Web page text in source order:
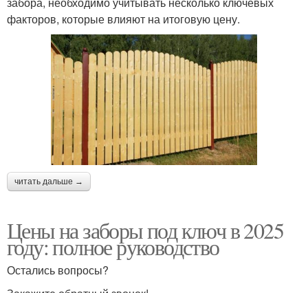
факторов, которые влияют на итоговую цену.
читать дальше →
Цены на заборы под ключ в 2025
году: полное руководство
Остались вопросы?